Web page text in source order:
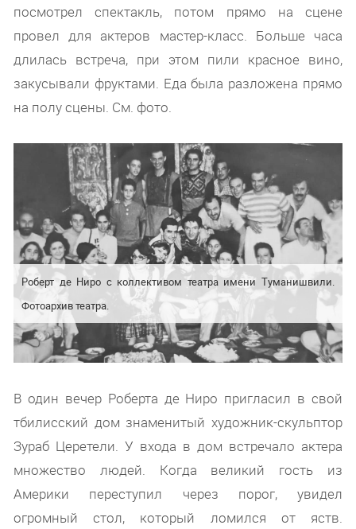
посмотрел спектакль, потом прямо на сцене
провел для актеров мастер-класс. Больше часа
длилась встреча, при этом пили красное вино,
закусывали фруктами. Еда была разложена прямо
на полу сцены. См. фото.
Роберт де Ниро с коллективом театра имени Туманишвили.
Фотоархив театра.
В один вечер Роберта де Ниро пригласил в свой
тбилисский дом знаменитый художник-скульптор
Зураб Церетели. У входа в дом встречало актера
множество людей. Когда великий гость из
Америки переступил через порог, увидел
огромный стол, который ломился от яств.